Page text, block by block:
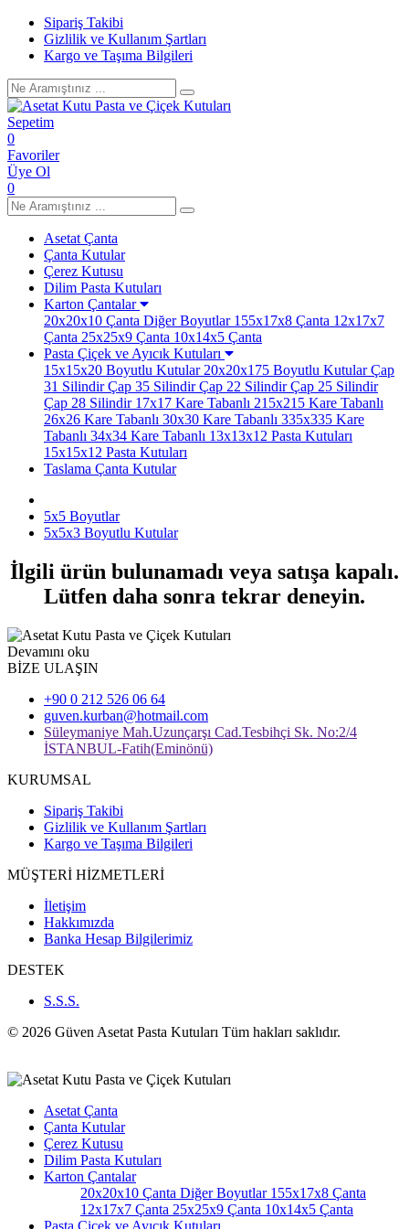
Sipariş Takibi
Gizlilik ve Kullanım Şartları
Kargo ve Taşıma Bilgileri
Sepetim
0
Favoriler
Üye Ol
0
Asetat Çanta
Çanta Kutular
Çerez Kutusu
Dilim Pasta Kutuları
Karton Çantalar
20x20x10 Çanta Diğer Boyutlar155x17x8 Çanta 12x17x7
Çanta 25x25x9 Çanta 10x14x5 Çanta
Pasta Çiçek ve Ayıcık Kutuları
15x15x20 Boyutlu Kutular20x20x175 Boyutlu KutularÇap
31 SilindirÇap 35 SilindirÇap 22 SilindirÇap 25 Silindir
Çap 28 Silindir17x17 Kare Tabanlı 215x215 Kare Tabanlı
26x26 Kare Tabanlı 30x30 Kare Tabanlı 335x335 Kare
Tabanlı 34x34 Kare Tabanlı 13x13x12 Pasta Kutuları
15x15x12 Pasta Kutuları
Taslama Çanta Kutular
5x5 Boyutlar
5x5x3 Boyutlu Kutular
İlgili ürün bulunamadı veya satışa kapalı.
Lütfen daha sonra tekrar deneyin.
Devamını oku
BİZE ULAŞIN
+90 0 212 526 06 64
guven.kurban@hotmail.com
Süleymaniye Mah.Uzunçarşı Cad.Tesbihçi Sk. No:2/4
İSTANBUL-Fatih(Eminönü)
KURUMSAL
Sipariş Takibi
Gizlilik ve Kullanım Şartları
Kargo ve Taşıma Bilgileri
MÜŞTERİ HİZMETLERİ
İletişim
Hakkımızda
Banka Hesap Bilgilerimiz
DESTEK
S.S.S.
© 2026 Güven Asetat Pasta Kutuları Tüm hakları saklıdır.
Asetat Çanta
Çanta Kutular
Çerez Kutusu
Dilim Pasta Kutuları
Karton Çantalar
20x20x10 Çanta Diğer Boyutlar155x17x8 Çanta
12x17x7 Çanta 25x25x9 Çanta 10x14x5 Çanta
Pasta Çiçek ve Ayıcık Kutuları